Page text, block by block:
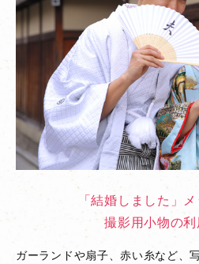
「結婚しました」
撮影用小物の利
ガーランドや扇子、赤い糸など、